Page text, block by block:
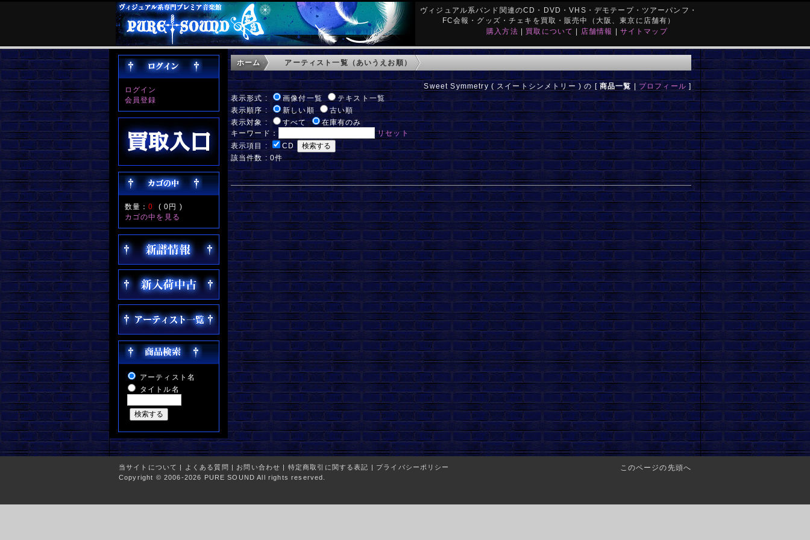
ヴィジュアル系バンド関連のCD・DVD・VHS・デモテープ・ツアーパンフ・
FC会報・グッズ・チェキを買取・販売中（大阪、東京に店舗有）
購入方法 | 買取について | 店舗情報 | サイトマップ
ログイン
会員登録
数量：0 (0円 )
カゴの中を見る
アーティスト名
タイトル名
ホーム アーティスト一覧（あいうえお順）
Sweet Symmetry ( スイートシンメトリー ) の [ 商品一覧 | プロフィール ]
表示形式 :
画像付一覧
テキスト一覧
表示順序 :
新しい順
古い順
表示対象 :
すべて
在庫有のみ
キーワード：
リセット
表示項目 :
CD
該当件数 : 0件
このページの先頭へ
当サイトについて | よくある質問 | お問い合わせ | 特定商取引に関する表記 | プライバシーポリシー
Copyright © 2006-2026 PURE SOUND All rights reserved.